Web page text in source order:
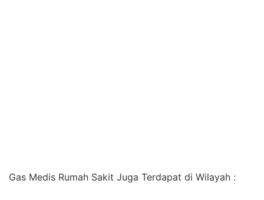
Gas Medis Rumah Sakit Juga Terdapat di Wilayah :